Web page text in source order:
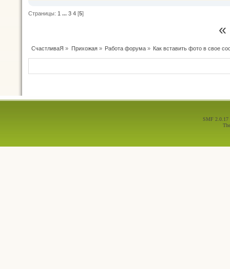
Страницы: 1 ... 3 4 [5]
СчастливаЯ » Прихожая» Работа форума» Как вставить фото в свое
SMF 2.0.17